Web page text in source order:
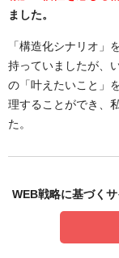
ました。
「構造化シナリオ」
持っていましたが、
の「叶えたいこと」
理することができ、
た。
WEB戦略に基づく